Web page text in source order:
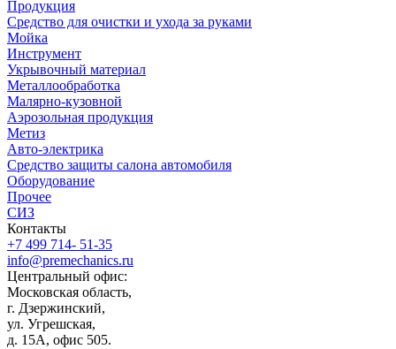
Продукция
Средство для очистки и ухода за руками
Мойка
Инструмент
Укрывочный материал
Металлообработка
Малярно-кузовной
Аэрозольная продукция
Метиз
Авто-электрика
Средство защиты салона автомобиля
Оборудование
Прочее
СИЗ
Контакты
+7 499 714- 51-35
info@premechanics.ru
Центральный офис:
Московская область,
г. Дзержинский,
ул. Угрешская,
д. 15А, офис 505.